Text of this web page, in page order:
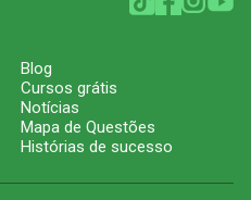
Blog
Cursos grátis
Notícias
Mapa de Questões
Histórias de sucesso